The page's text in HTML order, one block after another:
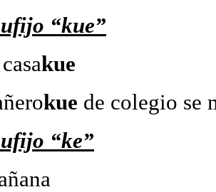
“kue”
kue
kue de colegio se
“ke”